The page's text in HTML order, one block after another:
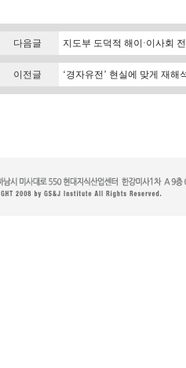
다음글 지도부 도덕적 해이·이사회
이전글 ‘경자유전’ 현실에 맞게 재해